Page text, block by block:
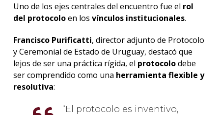
Uno de los ejes centrales del encuentro fue el rol
del protocoloen los vínculos institucionales.
Francisco Purificatti, director adjunto de Protocolo
y Ceremonial de Estado de Uruguay, destacó que
lejos de ser una práctica rígida, el protocolodebe
ser comprendido como una herramienta flexible y
resolutiva:
El protocolo es inventivo,